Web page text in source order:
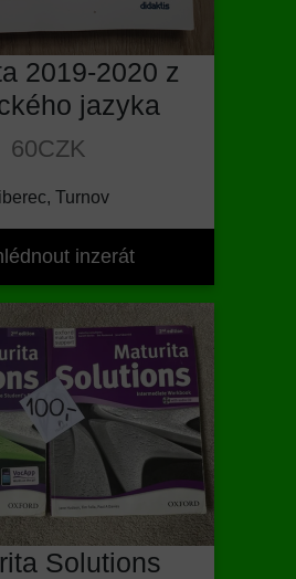
2019-2020 z
jazyka
60CZK
Turnov
inzerát
Solutions